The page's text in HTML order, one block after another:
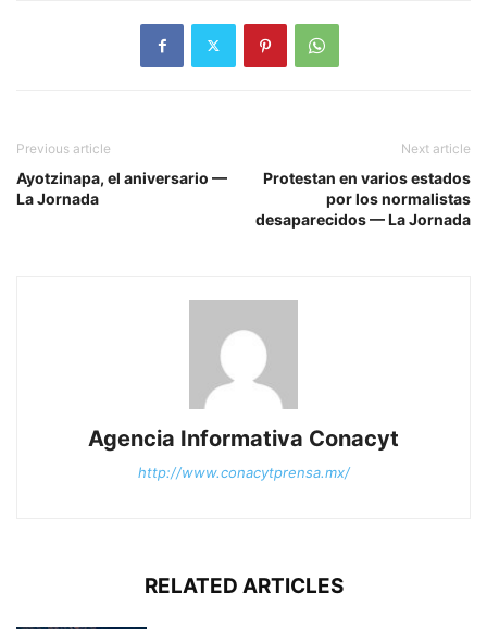
Previous article
Ayotzinapa, el aniversario —
La Jornada
Next article
Protestan en varios estados
por los normalistas
desaparecidos — La Jornada
Agencia Informativa Conacyt
http://www.conacytprensa.mx/
RELATED ARTICLES